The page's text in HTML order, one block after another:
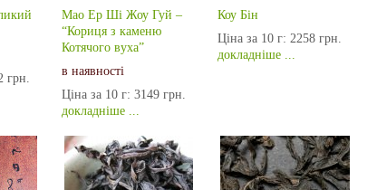
грн.
Мао Ер Ші Жоу Гуй –
“Кориця з каменю
Котячого вуха”
в наявності
Ціна за 10 г: 3149 грн.
докладніше ...
Коу Бiн
Ціна за 10 г: 2258 грн.
докладніше ...